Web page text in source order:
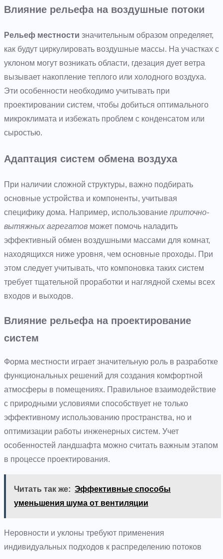
Влияние рельефа на воздушные потоки
Рельеф местности значительным образом определяет,
как будут циркулировать воздушные массы. На участках с
уклоном могут возникать области, гдезация дует ветра
вызывает накопление теплого или холодного воздуха.
Эти особенности необходимо учитывать при
проектировании систем, чтобы добиться оптимального
микроклимата и избежать проблем с конденсатом или
сыростью.
Адаптация систем обмена воздуха
При наличии сложной структуры, важно подбирать
основные устройства и компоненты, учитывая
специфику дома. Например, использование приточно-
вытяжных агрегатов может помочь наладить
эффективный обмен воздушными массами для комнат,
находящихся ниже уровня, чем основные проходы. При
этом следует учитывать, что компоновка таких систем
требует тщательной проработки и наглядной схемы всех
входов и выходов.
Влияние рельефа на проектирование
систем
Форма местности играет значительную роль в разработке
функциональных решений для создания комфортной
атмосферы в помещениях. Правильное взаимодействие
с природными условиями способствует не только
эффективному использованию пространства, но и
оптимизации работы инженерных систем. Учет
особенностей ландшафта можно считать важным этапом
в процессе проектирования.
Читать так же: Эффективные способы
уменьшения шума от вентиляции
Неровности и уклоны требуют применения
индивидуальных подходов к распределению потоков